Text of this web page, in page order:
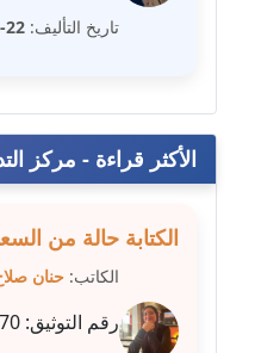
مدونة سلوي جلال
عاملة
مدونة سماح حامد
مدونة سمر ابراهيم
عاملة
تاريخ التأليف: 22-04-2026
الأكثر قراءة - مركز
الكتابة حالة من
الكاتب: حنان
رقم التوثيق: